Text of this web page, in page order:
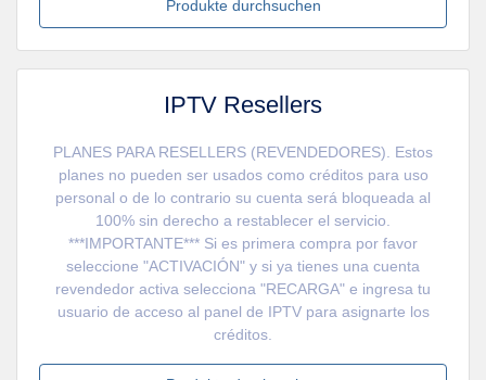
Produkte durchsuchen
IPTV Resellers
PLANES PARA RESELLERS (REVENDEDORES). Estos
planes no pueden ser usados como créditos para uso
personal o de lo contrario su cuenta será bloqueada al
100% sin derecho a restablecer el servicio.
***IMPORTANTE*** Si es primera compra por favor
seleccione "ACTIVACIÓN" y si ya tienes una cuenta
revendedor activa selecciona "RECARGA" e ingresa tu
usuario de acceso al panel de IPTV para asignarte los
créditos.